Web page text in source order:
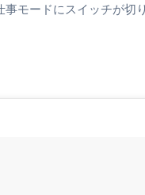
モードにスイッチが切